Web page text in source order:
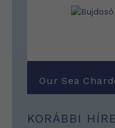
Our Sea
KORÁBBI